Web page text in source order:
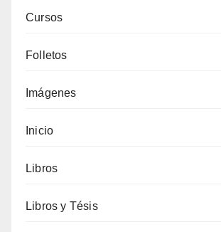
Cursos
Folletos
Imágenes
Inicio
Libros
Libros y Tésis